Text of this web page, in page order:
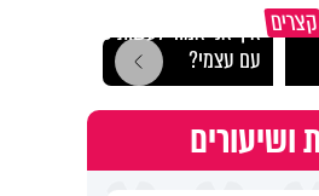
קצרים איך אני אמור לעשות שבת
עם עצמי?
ושיעורים